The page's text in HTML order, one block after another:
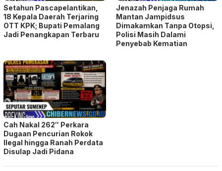
Setahun Pascapelantikan,
18 Kepala Daerah Terjaring
OTT KPK; Bupati Pemalang
Jadi Penangkapan Terbaru
Jenazah Penjaga Rumah
Mantan Jampidsus
Dimakamkan Tanpa Otopsi,
Polisi Masih Dalami
Penyebab Kematian
Cah Nakal 262″ Perkara
Dugaan Pencurian Rokok
Ilegal hingga Ranah Perdata
Disulap Jadi Pidana